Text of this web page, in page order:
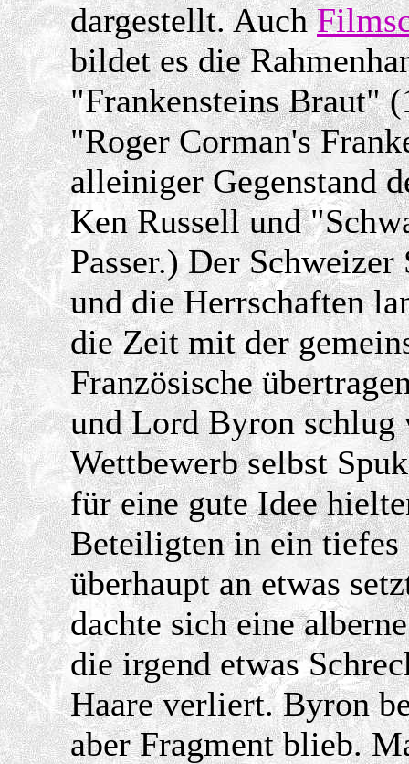
dargestellt. Auch
bildet es die
"Frankensteins Braut"
"Roger Corman's
alleiniger Gegenstand
Ken Russell und
Passer.) Der
und die Herrschaften
die Zeit mit der
Französische
und Lord Byron schlug
Wettbewerb selbst
für eine gute Idee
Beteiligten in ein
überhaupt an etwas
dachte sich eine
die irgend etwas
Haare verliert. Byron
aber Fragment blieb.